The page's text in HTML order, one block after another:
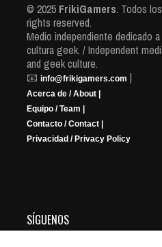
© 2025 FrikiGamers. Todos
rights reserved.
Medio independiente dedicado
cultura geek. / Independent
and geek culture.
📧 info@frikigamers.com |
Acerca de / About |
Equipo / Team |
Contacto / Contact |
Privacidad / Privacy Policy
SÍGUENOS